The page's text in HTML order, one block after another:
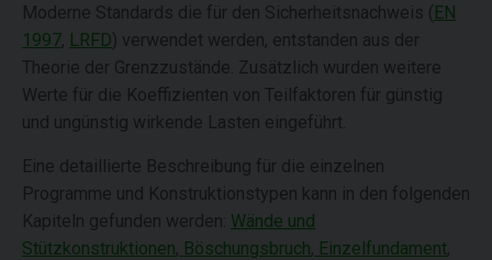
Moderne Standards die für den Sicherheitsnachweis ( EN
1997, LRFD) verwendet werden, entstanden aus der
Theorie der Grenzzustände. Zusätzlich wurden weitere
Werte für die Koeffizienten von Teilfaktoren für günstig
und ungünstig wirkende Lasten eingeführt.
Eine detaillierte Beschreibung für die einzelnen
Programme und Konstruktionstypen kann in den folgenden
Kapiteln gefunden werden: Wände und
Stützkonstruktionen, Böschungsbruch, Einzelfundament,